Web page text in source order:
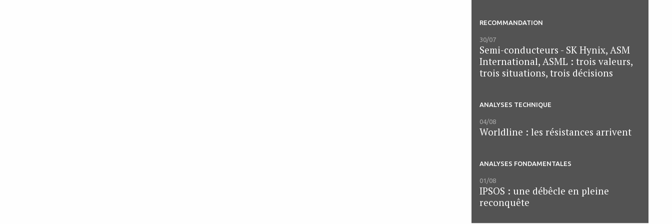
RECOMMANDATION
30/07
Semi-conducteurs - SK Hynix, ASM
International, ASML : trois valeurs,
trois situations, trois décisions
ANALYSES TECHNIQUE
04/08
Worldline : les résistances arrivent
ANALYSES FONDAMENTALES
01/08
IPSOS : une débêcle en pleine
reconquête